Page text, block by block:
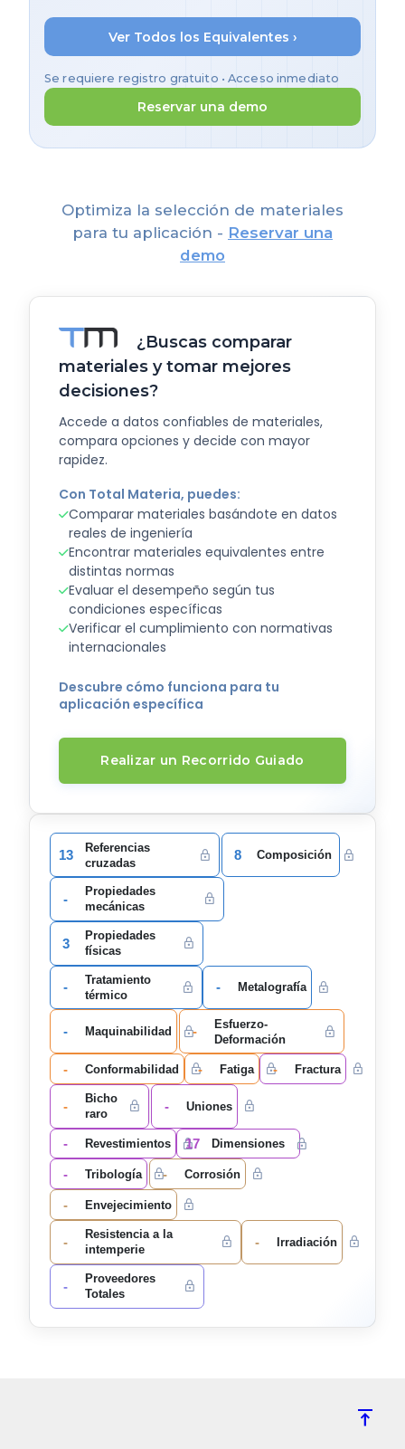
Ver Todos los Equivalentes ›
Se requiere registro gratuito • Acceso inmediato
Reservar una demo
Optimiza la selección de materiales
para tu aplicación - Reservar una
demo
¿Buscas comparar
materiales y tomar mejores
decisiones?
Accede a datos confiables de materiales,
compara opciones y decide con mayor
rapidez.
Con Total Materia, puedes:
Comparar materiales basándote en datos
reales de ingeniería
Encontrar materiales equivalentes entre
distintas normas
Evaluar el desempeño según tus
condiciones específicas
Verificar el cumplimiento con normativas
internacionales
Descubre cómo funciona para tu
aplicación específica
Realizar un Recorrido Guiado
13
Referencias
cruzadas
8 Composición
-
Propiedades
mecánicas
3
Propiedades
físicas
-
Tratamiento
térmico
- Metalografía
- Maquinabilidad -
Esfuerzo-
Deformación
- Conformabilidad - Fatiga - Fractura
-
Bicho
raro
- Uniones
- Revestimientos 17 Dimensiones
- Tribología - Corrosión
- Envejecimiento
-
Resistencia a la
intemperie
- Irradiación
-
Proveedores
Totales
vertical_align_top